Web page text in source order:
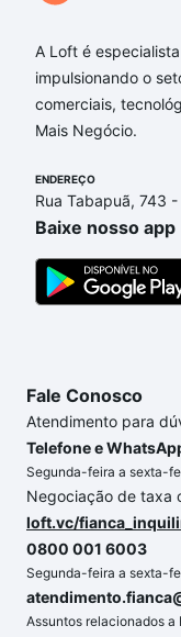
A Loft é
impulsionando o
comerciais,
Mais Negócio.
ENDEREÇO
Rua Tabapuã, 743
Baixe nosso app
Fale Conosco
Atendimento para
Telefone e
Segunda-feira a sexta-
Negociação de taxa
loft.vc/
0800 001 6003
Segunda-feira a sexta-
Assuntos relacionados a